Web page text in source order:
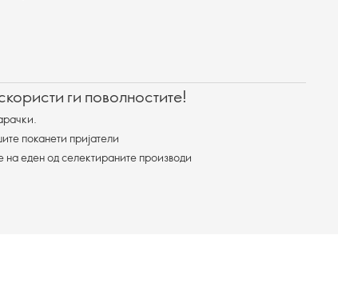
ги поволностите!
поканети пријатели
на еден од селектираните производи